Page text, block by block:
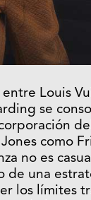
entre Louis
se
Jones como
no es
de una
los límites